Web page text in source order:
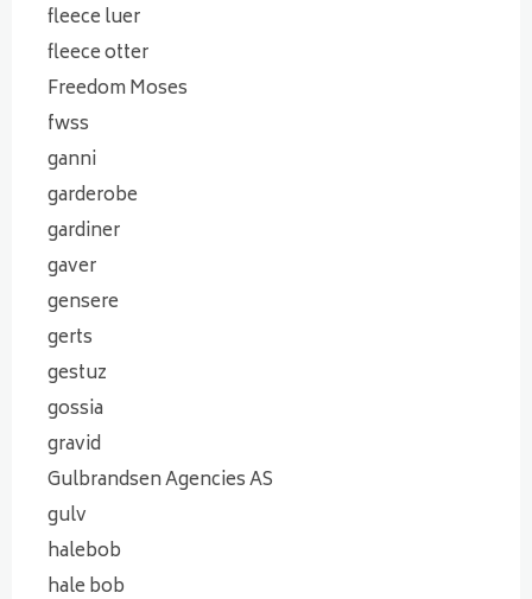
fleece luer
fleece otter
Freedom Moses
fwss
ganni
garderobe
gardiner
gaver
gensere
gerts
gestuz
gossia
gravid
Gulbrandsen Agencies AS
gulv
halebob
hale bob